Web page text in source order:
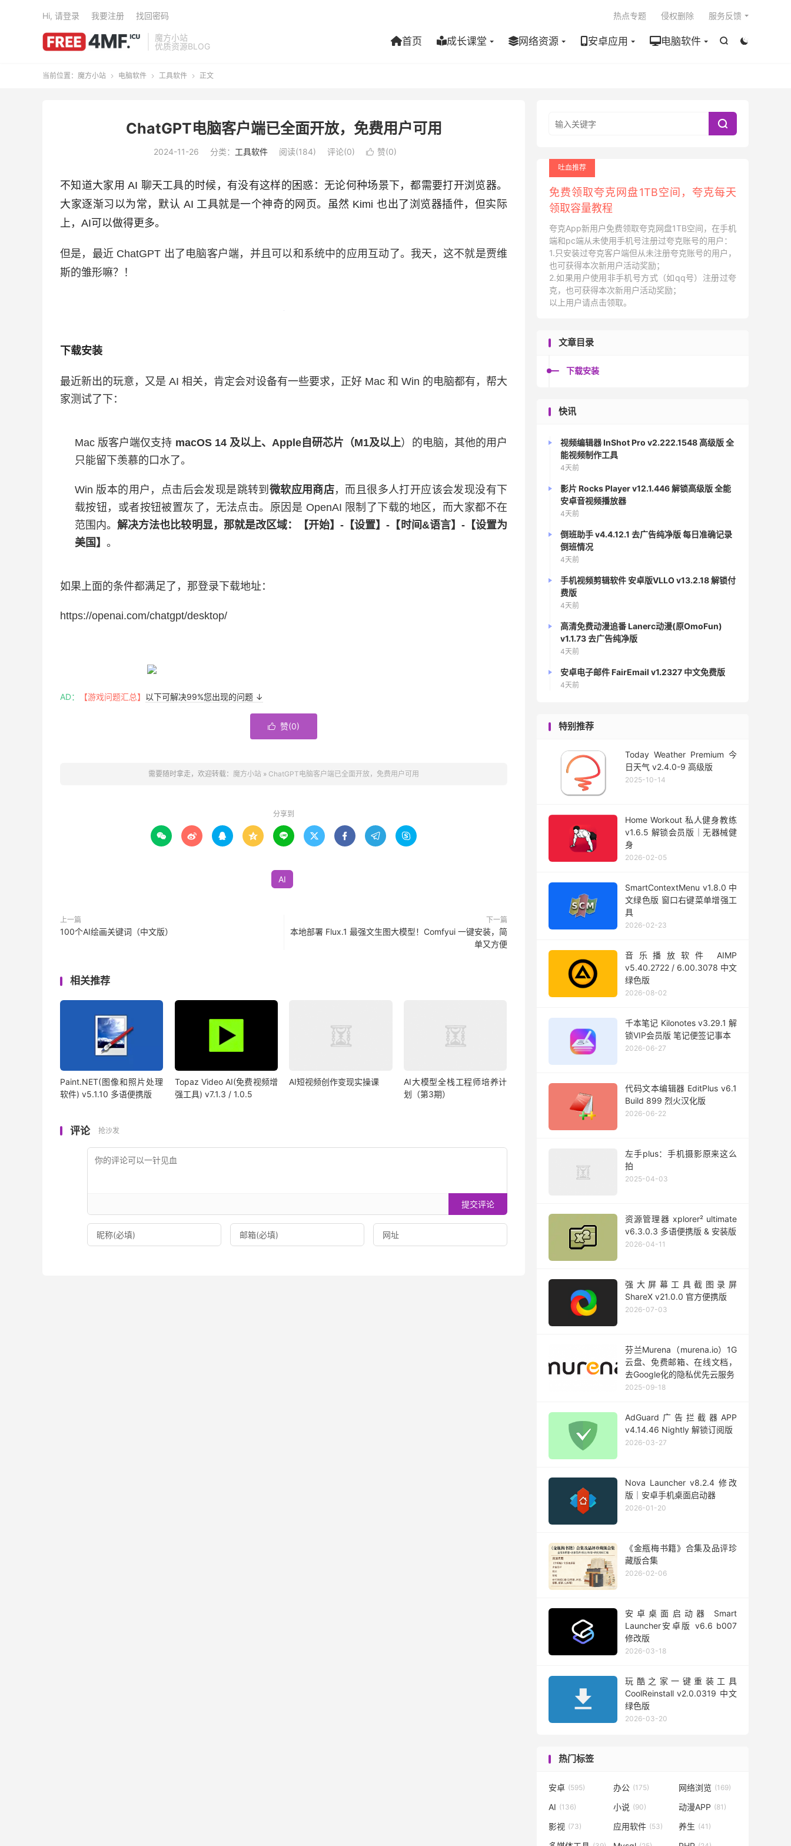
魔方小站
优质资源BLOG


首页 成长课堂 网络资源 安卓应用 电脑软件
热点专题 侵权删除 服务反馈
Hi, 请登录 我要注册 找回密码
当前位置： 魔方小站  电脑软件  工具软件  正文
ChatGPT电脑客户端已全面开放，免费用户可用
2024-11-26 分类： 工具软件 阅读(184) 评论(0)  赞(0)
不知道大家用 AI 聊天工具的时候，有没有这样的困惑：无论何种场景下，都需要打开浏览器。
大家逐渐习以为常，默认 AI 工具就是一个神奇的网页。 虽然 Kimi 也出了浏览器插件，但实际
上，AI可以做得更多。
但是，最近 ChatGPT 出了电脑客户端，并且可以和系统中的应用互动了。我天，这不就是贾维
斯的雏形嘛？！
下载安装
最近新出的玩意，又是 AI 相关，肯定会对设备有一些要求，正好 Mac 和 Win 的电脑都有，帮大
家测试了下：
Mac 版客户端仅支持 macOS 14 及以上、Apple自研芯片（M1及以上）的电脑，其他的用户
只能留下羡慕的口水了。
Win 版本的用户，点击后会发现是跳转到 微软应用商店，而且很多人打开应该会发现没有下
载按钮，或者按钮被置灰了，无法点击。原因是 OpenAI 限制了下载的地区，而大家都不在
范围内。解决方法也比较明显，那就是改区域：【开始】-【设置】-【时间&语言】-【设置为
美国】 。
如果上面的条件都满足了，那登录下载地址：
https://openai.com/chatgpt/desktop/
AD： 【游戏问题汇总】 以下可解决99%您出现的问题 ↓
 赞(0)
需要随时拿走，欢迎转载： 魔方小站 » ChatGPT电脑客户端已全面开放，免费用户可用
分享到
        
AI
上一篇
100个AI绘画关键词（中文版）
下一篇
本地部署 Flux.1 最强文生图大模型！Comfyui 一键安装，简
单又方便
相关推荐
Paint.NET(图像和照片处理
软件) v5.1.10 多语便携版
Topaz Video AI(免费视频增
强工具) v7.1.3 / 1.0.5
AI短视频创作变现实操课
AI大模型全栈工程师培养计
划（第3期）
评论 抢沙发
提交评论

吐血推荐
免费领取夸克网盘1TB空间，夸克每天
领取容量教程
夸克App新用户免费领取夸克网盘1TB空间，在手机
端和pc端从未使用手机号注册过夸克账号的用户：
1.只安装过夸克客户端但从未注册夸克账号的用户，
也可获得本次新用户活动奖励；
2.如果用户使用非手机号方式（如qq号）注册过夸
克，也可获得本次新用户活动奖励；
以上用户请点击领取。
文章目录
下载安装
快讯
视频编辑器 InShot Pro v2.222.1548 高级版 全
能视频制作工具
4天前
影片 Rocks Player v12.1.446 解锁高级版 全能
安卓音视频播放器
4天前
倒班助手 v4.4.12.1 去广告纯净版 每日准确记录
倒班情况
4天前
手机视频剪辑软件 安卓版VLLO v13.2.18 解锁付
费版
4天前
高清免费动漫追番 Lanerc动漫(原OmoFun)
v1.1.73 去广告纯净版
4天前
安卓电子邮件 FairEmail v1.2327 中文免费版
4天前
特别推荐
Today Weather Premium 今
日天气 v2.4.0-9 高级版
2025-10-14
Home Workout 私人健身教练
v1.6.5 解锁会员版｜无器械健
身
2026-02-05
SmartContextMenu v1.8.0 中
文绿色版 窗口右键菜单增强工
具
2026-02-23
音乐播放软件 AIMP
v5.40.2722 / 6.00.3078 中文
绿色版
2026-08-02
千本笔记 Kilonotes v3.29.1 解
锁VIP会员版 笔记便签记事本
2026-06-27
代码文本编辑器 EditPlus v6.1
Build 899 烈火汉化版
2026-06-22
左手plus：手机摄影原来这么
拍
2025-04-03
资源管理器 xplorer² ultimate
v6.3.0.3 多语便携版 & 安装版
2026-04-11
强大屏幕工具截图录屏
ShareX v21.0.0 官方便携版
2026-07-03
芬兰Murena（murena.io）1G
云盘、免费邮箱、在线文档，
去Google化的隐私优先云服务
2025-09-18
AdGuard广告拦截器APP
v4.14.46 Nightly 解锁订阅版
2026-03-27
Nova Launcher v8.2.4 修改
版｜安卓手机桌面启动器
2026-01-20
《金瓶梅书籍》合集及品评珍
藏版合集
2026-02-06
安卓桌面启动器 Smart
Launcher安卓版 v6.6 b007
修改版
2026-03-18
玩酷之家一键重装工具
CoolReinstall v2.0.0319 中文
绿色版
2026-03-20
热门标签
安卓 (595) 办公 (175) 网络浏览 (169)
AI (136) 小说 (90) 动漫APP (81)
影视 (73) 应用软件 (53) 养生 (41)